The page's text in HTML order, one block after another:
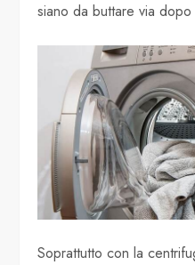
siano da buttare via
Soprattutto con la